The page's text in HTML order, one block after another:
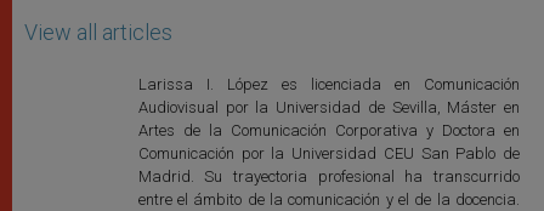
View all articles
Larissa I. López es licenciada en Comunicación
Audiovisual por la Universidad de Sevilla, Máster en
Artes de la Comunicación Corporativa y Doctora en
Comunicación por la Universidad CEU San Pablo de
Madrid. Su trayectoria profesional ha transcurrido
entre el ámbito de la comunicación y el de la docencia.